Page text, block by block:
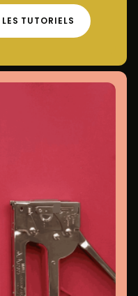
TUTORIELS